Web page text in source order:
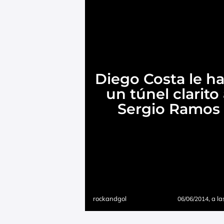
Diego Costa le
un túnel clarito
Sergio Ramos
rockandgol 06/06/2014, a